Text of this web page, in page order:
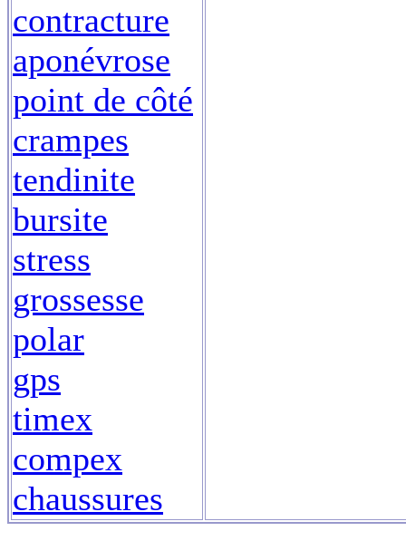
contracture
aponévrose
point de côté
crampes
tendinite
bursite
stress
grossesse
polar
gps
timex
compex
chaussures